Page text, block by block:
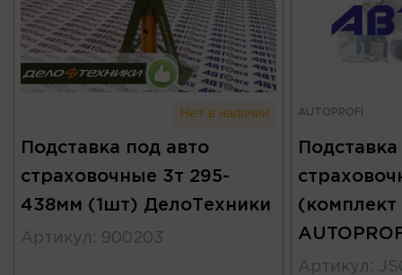
Нет в наличии
Подставка под авто
страховочные 3т 295-
438мм (1шт) ДелоТехники
Артикул : 900203
AUTOPROFI
Артикул :